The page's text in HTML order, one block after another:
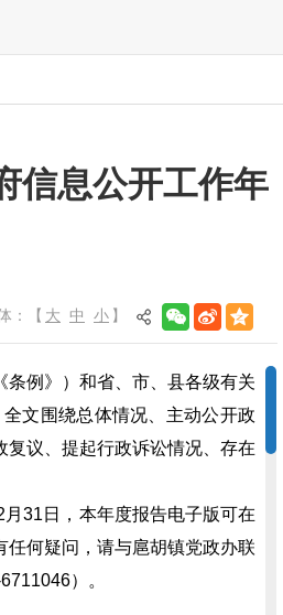
信息公开工作年
：【 大 中 小 】
例》）和省、市、县各级有关
文围绕总体情况、主动公开政
复议、提起行政诉讼情况、存在
31日，本年度报告电子版可在
何疑问，请与扈胡镇党政办联
）。